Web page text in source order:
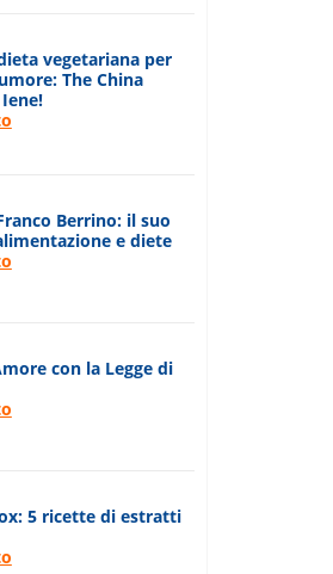
vegetariana per
The China
Berrino: il suo
e diete
con la Legge di
5 ricette di estratti